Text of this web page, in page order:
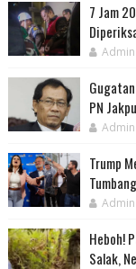
7 Jam
PN
Trump
Heboh!
Salak,